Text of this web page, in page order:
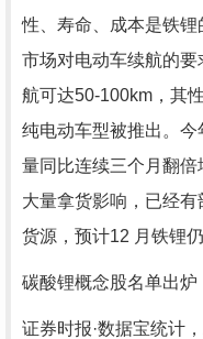
性、寿命、成本是铁
市场对电动车续航的
航可达50-100km，其
纯电动车型被推出。
量同比连续三个月翻
大量拿货影响，已经
货源，预计12 月铁锂
碳酸锂概念股名单出炉
证券时报·数据宝统计